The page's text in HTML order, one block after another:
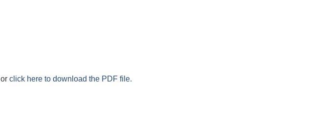
or click here to download the PDF file.